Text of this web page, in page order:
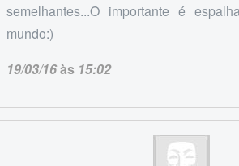
semelhantes...O importante é
mundo:)
19/03/16às 15:02